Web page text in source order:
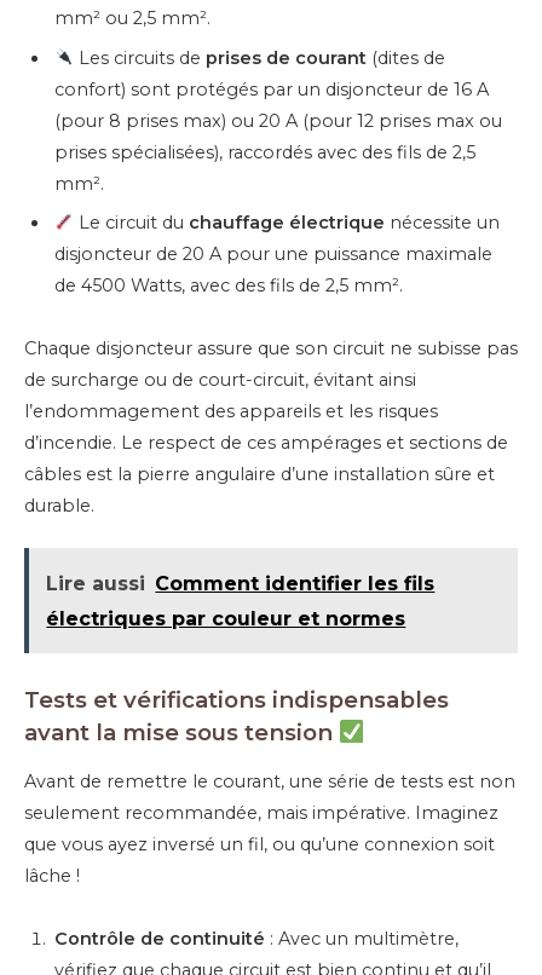
mm² ou 2,5 mm².
Les circuits de prises de courant (dites de
confort) sont protégés par un disjoncteur de 16 A
(pour 8 prises max) ou 20 A (pour 12 prises max ou
prises spécialisées), raccordés avec des fils de 2,5
mm².
Le circuit du chauffage électrique nécessite un
disjoncteur de 20 A pour une puissance maximale
de 4500 Watts, avec des fils de 2,5 mm².
Chaque disjoncteur assure que son circuit ne subisse pas
de surcharge ou de court-circuit, évitant ainsi
l’endommagement des appareils et les risques
d’incendie. Le respect de ces ampérages et sections de
câbles est la pierre angulaire d’une installation sûre et
durable.
Lire aussi Comment identifier les fils
électriques par couleur et normes
Tests et vérifications indispensables
avant la mise sous tension
Avant de remettre le courant, une série de tests est non
seulement recommandée, mais impérative. Imaginez
que vous ayez inversé un fil, ou qu’une connexion soit
lâche !
Contrôle de continuité : Avec un multimètre,
vérifiez que chaque circuit est bien continu et qu’il